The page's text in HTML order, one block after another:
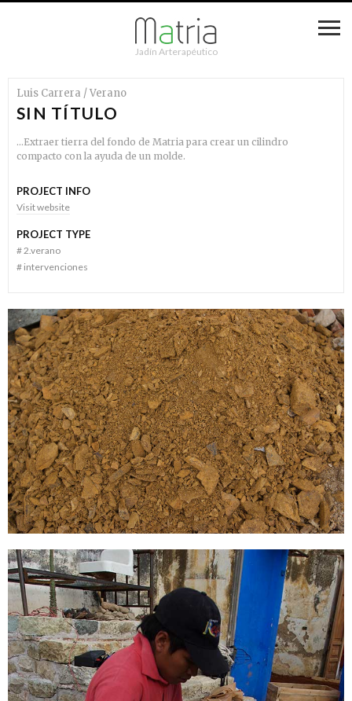
Jadín Arterapéutico
Luis Carrera / Verano
SIN TÍTULO
…Extraer tierra del fondo de Matria para crear un cilindro
compacto con la ayuda de un molde.
PROJECT INFO
Visit website
PROJECT TYPE
#2.verano
# intervenciones